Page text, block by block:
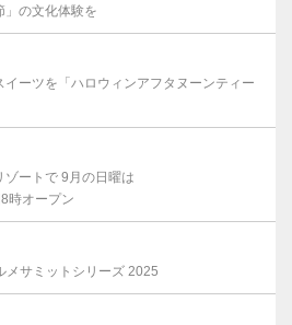
」の文化体験を
イーツを「ハロウィンアフタヌーンティー
ートで 9月の日曜は
時オープン
メサミットシリーズ 2025